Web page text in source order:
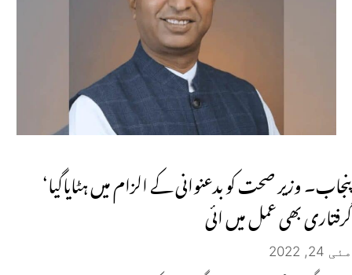
پنجاب۔ وزیر صحت کو بدعنوانی کے الزام میں ہٹایاگیا‘
گرفتاری بھی عمل میں ائی
مئی 24, 2022